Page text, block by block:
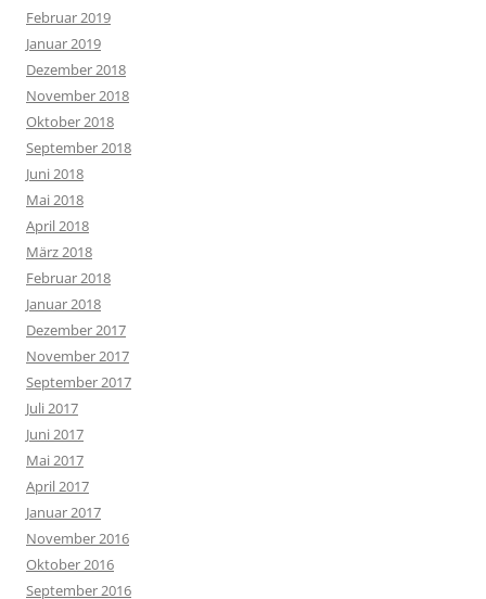
Februar 2019
Januar 2019
Dezember 2018
November 2018
Oktober 2018
September 2018
Juni 2018
Mai 2018
April 2018
März 2018
Februar 2018
Januar 2018
Dezember 2017
November 2017
September 2017
Juli 2017
Juni 2017
Mai 2017
April 2017
Januar 2017
November 2016
Oktober 2016
September 2016